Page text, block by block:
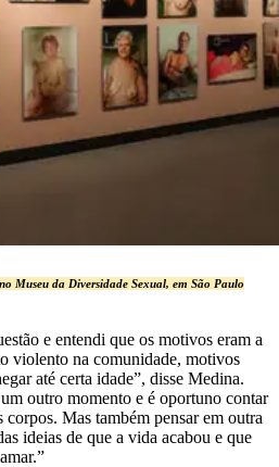
Museu da Diversidade Sexual, em São Paulo
e entendi que os motivos eram a
violento na comunidade, motivos
até certa idade”, disse Medina.
outro momento e é oportuno contar
corpos. Mas também pensar em outra
ideias de que a vida acabou e que